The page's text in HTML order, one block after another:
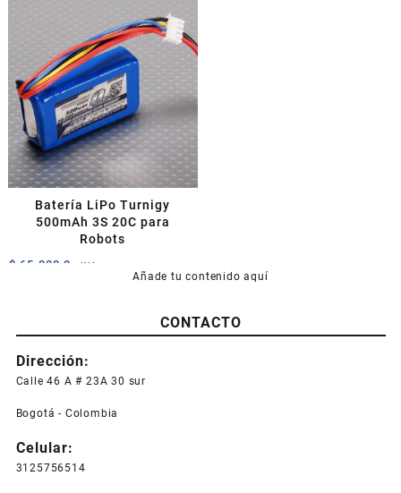
Batería LiPo Turnigy
500mAh 3S 20C para
Robots
$ 65.000,0 +IVA
Añade tu contenido aquí
CONTACTO
Dirección:
Calle 46 A # 23A 30 sur
Bogotá - Colombia
Celular:
3125756514